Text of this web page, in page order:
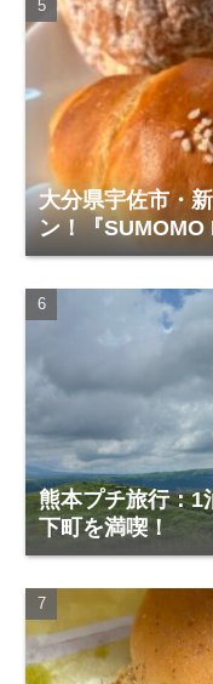
大分県宇佐市・
ン！『SUMOMO
ー）』レビュー
熊本プチ旅行：1
下町を満喫！